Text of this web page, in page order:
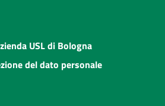
USL di Bologna
del dato personale